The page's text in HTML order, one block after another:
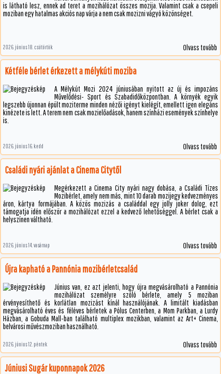
is látható lesz, ennek ad teret a mozihálózat összes mozija. Valamint csak a csepeli
moziban egy hatalmas akciós nap várja a nem csak mozizni vágyó közönséget.
2026. június 18. csütörtök Olvass tovább
Kétféle bérlet érkezett a mélykúti moziba
A Mélykút Mozi 2024 júniusában nyitott az új és impozáns
Művelődési- Sport és Szabadidőközpontban. A környék egyik
legszebb újonnan épült moziterme minden nézői igényt kielégít, emellett igen elegáns
kinézete is lett. A terem nem csak mozielőadások, hanem színházi események színhelye
is.
2026. június 16. kedd Olvass tovább
Családi nyári ajánlat a Cinema Citytől
Megérkezett a Cinema City nyári nagy dobása, a Családi Tízes
Mozibérlet, amely nem más, mint 10 darab mozijegy kedvezményes
áron, kártya formájában. A közös mozizás a családdal egy jolly joker dolog, ezt
támogatja idén először a mozihálózat ezzel a kedvező lehetőséggel. A bérlet csak a
helyszínen váltható.
2026. június 14. vasárnap Olvass tovább
Újra kapható a Pannónia mozibérletcsalád
Június van, ez azt jelenti, hogy újra megvásárolható a Pannónia
mozihálózat személyre szóló bérlete, amely 5 moziban
érvényesíthető és korlátlan mozizást kínál használójának. A limitált kiadásban
megvásárolható éves és féléves bérletek a Pólus Centerben, a Mom Parkban, a Lurdy
Házban, a Gobuda Mall-ban található multiplex mozikban, valamint az Art+ Cinema,
belvárosi művészmoziban használható.
2026. június 12. péntek Olvass tovább
Júniusi Sugár kuponnapok 2026